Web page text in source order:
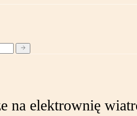
na elektrownię